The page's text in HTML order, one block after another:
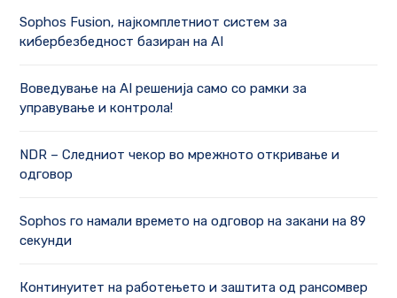
Sophos Fusion, најкомплетниот систем за
кибербезбедност базиран на AI
Воведување на AI решенија само со рамки за
управување и контрола!
NDR – Следниот чекор во мрежното откривање и
одговор
Sophos го намали времето на одговор на закани на 89
секунди
Континуитет на работењето и заштита од рансомвер